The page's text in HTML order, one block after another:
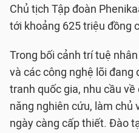
Chủ tịch Tập đoàn
tới khoảng 625 triệu đồng
Trong bối cảnh trí tuệ
và các công nghệ lõi đang
tranh quốc gia, nhu cầu
năng nghiên cứu, làm chủ
ngày càng cấp thiết. Đào